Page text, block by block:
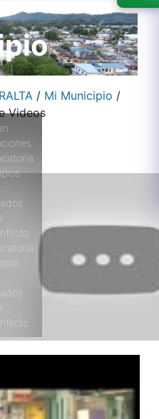
/ Mi Municipio /
Videos